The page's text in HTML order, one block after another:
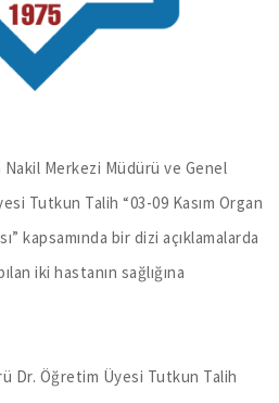
Merkezi Müdürü ve Genel
Tutkun Talih “03-09 Kasım Organ
kapsamında bir dizi açıklamalarda
iki hastanın sağlığına
Dr. Öğretim Üyesi Tutkun Talih